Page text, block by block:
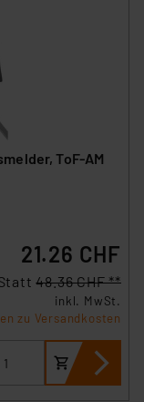
ToF-AM
21.26 CHF
48.36 CHF **
inkl. MwSt.
zu Versandkosten